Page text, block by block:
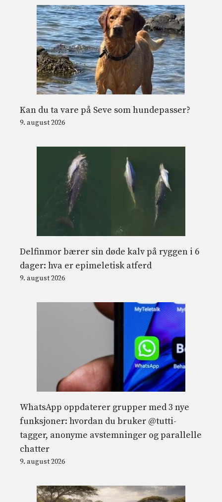
Kan du ta vare på Seve som hundepasser?
9. august 2026
Delfinmor bærer sin døde kalv på ryggen i 6
dager: hva er epimeletisk atferd
9. august 2026
WhatsApp oppdaterer grupper med 3 nye
funksjoner: hvordan du bruker @tutti-
tagger, anonyme avstemninger og parallelle
chatter
9. august 2026